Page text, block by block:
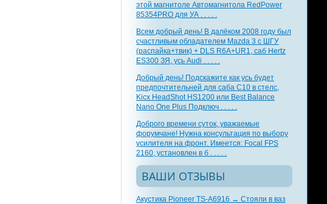
этой магнитоле Автомагнитола RedPower
85354PRO для УА . . . . .
Всем добрый день! В далёком 2008 году был
счастливым обладателем Mazda 3 с ШГУ
(распайка+твик) + DLS R6A+UR1, саб Hertz
ES300 ЗЯ, усь Audi . . . . .
Добрый день! Подскажите как усь будет
предпочтительней для саба С10 в стелс,
Kicx HeadShot HS1200 или Best Balance
Nano One Plus Подключ . . . . .
Доброго времени суток, уважаемые
форумчане! Нужна консультация по выбору
усилителя на фронт. Имеется: Focal FPS
2160, установлен в б . . . . .
ВАШИ ОТЗЫВЫ
Акустика Pioneer TS-A6916 → Стояли в ваз